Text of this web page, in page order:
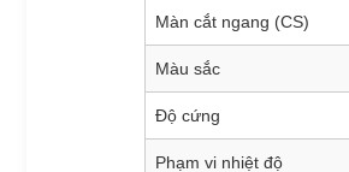
Màn cắt ngang (CS)
Màu sắc
Độ cứng
Phạm vi nhiệt độ